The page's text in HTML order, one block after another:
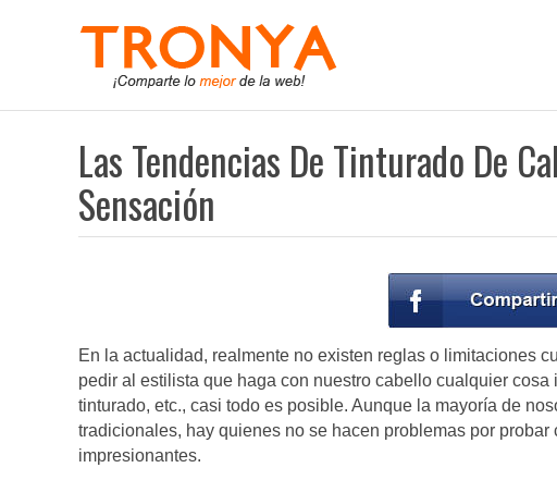
Las Tendencias De Tinturado De
Sensación
En la actualidad, realmente no existen reglas o limitaciones
pedir al estilista que haga con nuestro cabello cualquier
tinturado, etc., casi todo es posible. Aunque la mayoría de
tradicionales, hay quienes no se hacen problemas por
impresionantes.